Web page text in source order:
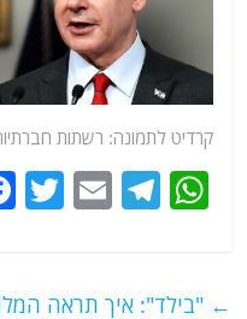
קרדיט לתמונה: רשתות
W
s
T
g
E
l
T
← "בילד": איך תראה